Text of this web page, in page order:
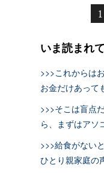
1
いま読まれ
>>>これからは
お金だけあって
>>>そこは盲点
ら、まずはアソ
>>>給食がない
ひとり親家庭の